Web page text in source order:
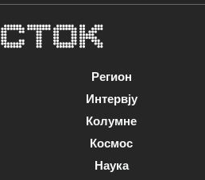
Регион
Интервју
Колумне
Космос
Наука